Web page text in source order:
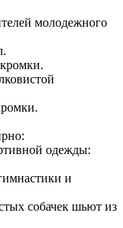
молодежного
одежды:
и
собачек шьют из